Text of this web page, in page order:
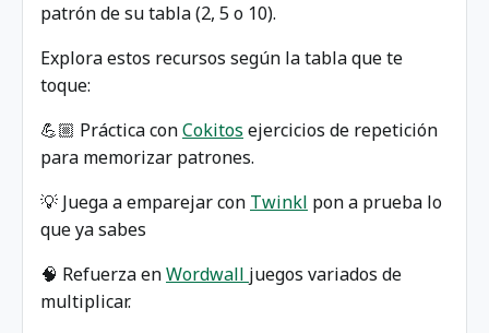
patrón de su tabla (2, 5 o 10).
Explora estos recursos según la tabla que te
toque:
💪🏼 Práctica conCokitos ejercicios de repetición
para memorizar patrones.
💡 Juega a emparejar con Twinkl pon a prueba lo
que ya sabes
🧠 Refuerza enWordwall juegos variados de
multiplicar.